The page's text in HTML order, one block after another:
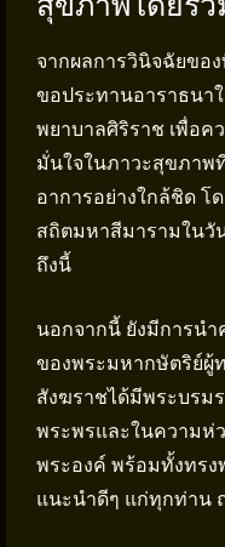
จากผลการวินิจฉัยขอ
ขอประทานอาราธนา
พยาบาลศิริราช เพื่อค
มั่นใจในภาวะสุขภาพ
อาการอย่างใกล้ชิด โ
สถิตมหาสีมารามในวั
ถึงนี้
นอกจากนี้ ยังมีการน
ของพระมหากษัตริย์ผู้
สังฆราชได้มีพระบรม
พระพรและในความห่
พระองค์ พร้อมทั้งทร
แนะนำดีๆ แก่ทุกท่าน